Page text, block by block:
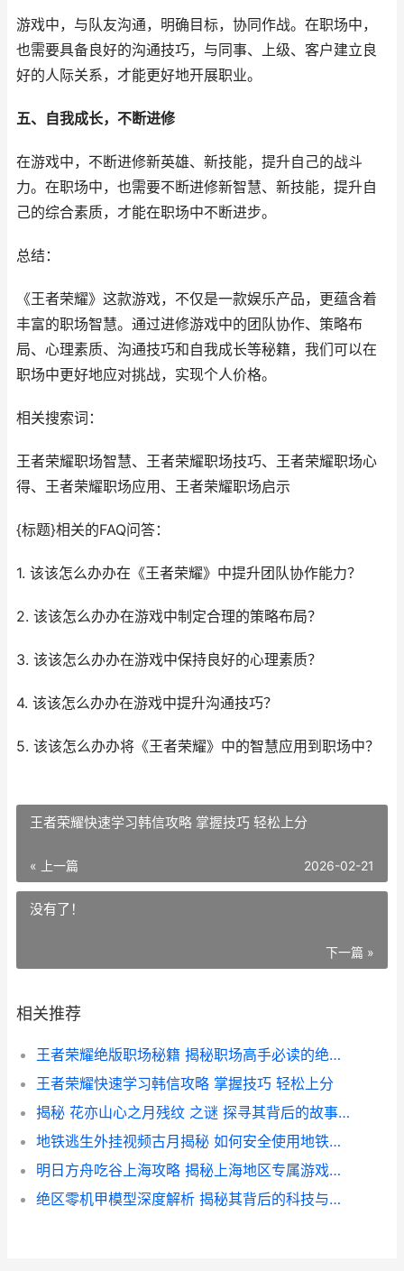
游戏中，与队友沟通，明确目标，协同作战。在职场中，
也需要具备良好的沟通技巧，与同事、上级、客户建立良
好的人际关系，才能更好地开展职业。
五、自我成长，不断进修
在游戏中，不断进修新英雄、新技能，提升自己的战斗
力。在职场中，也需要不断进修新智慧、新技能，提升自
己的综合素质，才能在职场中不断进步。
总结：
《王者荣耀》这款游戏，不仅是一款娱乐产品，更蕴含着
丰富的职场智慧。通过进修游戏中的团队协作、策略布
局、心理素质、沟通技巧和自我成长等秘籍，我们可以在
职场中更好地应对挑战，实现个人价格。
相关搜索词：
王者荣耀职场智慧、王者荣耀职场技巧、王者荣耀职场心
得、王者荣耀职场应用、王者荣耀职场启示
{标题}相关的FAQ问答：
1. 该该怎么办办在《王者荣耀》中提升团队协作能力？
2. 该该怎么办办在游戏中制定合理的策略布局？
3. 该该怎么办办在游戏中保持良好的心理素质？
4. 该该怎么办办在游戏中提升沟通技巧？
5. 该该怎么办办将《王者荣耀》中的智慧应用到职场中？
王者荣耀快速学习韩信攻略 掌握技巧 轻松上分
« 上一篇 2026-02-21
没有了！
下一篇 »
相关推荐
王者荣耀绝版职场秘籍 揭秘职场高手必读的绝版秘籍
王者荣耀快速学习韩信攻略 掌握技巧 轻松上分
揭秘 花亦山心之月残纹 之谜 探寻其背后的故事与身份之谜
地铁逃生外挂视频古月揭秘 如何安全使用地铁逃生技巧
明日方舟吃谷上海攻略 揭秘上海地区专属游戏体验与福利
绝区零机甲模型深度解析 揭秘其背后的科技与设计精髓